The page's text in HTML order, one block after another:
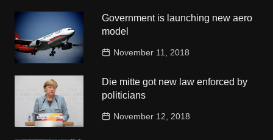
Government is launching new aero
model
November 11, 2018
Die mitte got new law enforced by
politicians
November 12, 2018